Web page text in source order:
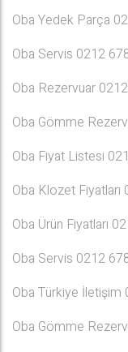
Oba Yedek Parça
Oba Servis 0212
Oba Rezervuar
Oba Gömme
Oba Fiyat Listesi
Oba Klozet
Oba Ürün Fiyatları
Oba Servis 0212
Oba Türkiye
Oba Gömme